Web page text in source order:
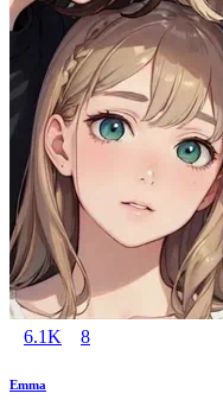
6.1K 8
Emma